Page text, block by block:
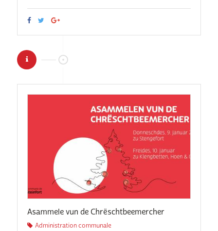
Asammele vun de Chrëschtbeemercher
Administration communale